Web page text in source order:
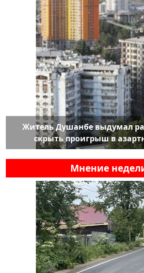
Житель Душанбе выдумал
скрыть проигрыш в
Мнение